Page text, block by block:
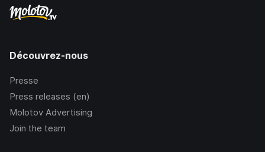
Découvrez-nous
Presse
Press releases (en)
Molotov Advertising
Join the team